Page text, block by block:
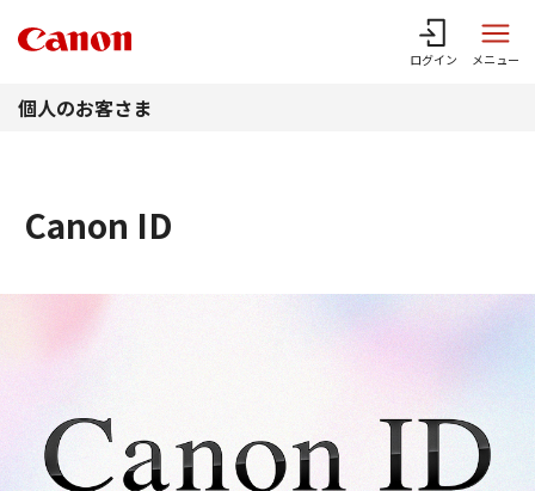
ログイン メニュー
個人のお客さま
Canon ID